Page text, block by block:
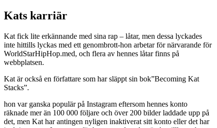
Kats karriär
Kat fick lite erkännande med sina rap – låtar, men dessa lyckades
inte hittills lyckas med ett genombrott-hon arbetar för närvarande för
WorldStarHipHop.med, och flera av hennes låtar finns på
webbplatsen.
Kat är också en författare som har släppt sin bok”Becoming Kat
Stacks”.
hon var ganska populär på Instagram eftersom hennes konto
räknade mer än 100 000 följare och över 200 bilder laddade upp på
det, men Kat har antingen nyligen inaktiverat sitt konto eller det har